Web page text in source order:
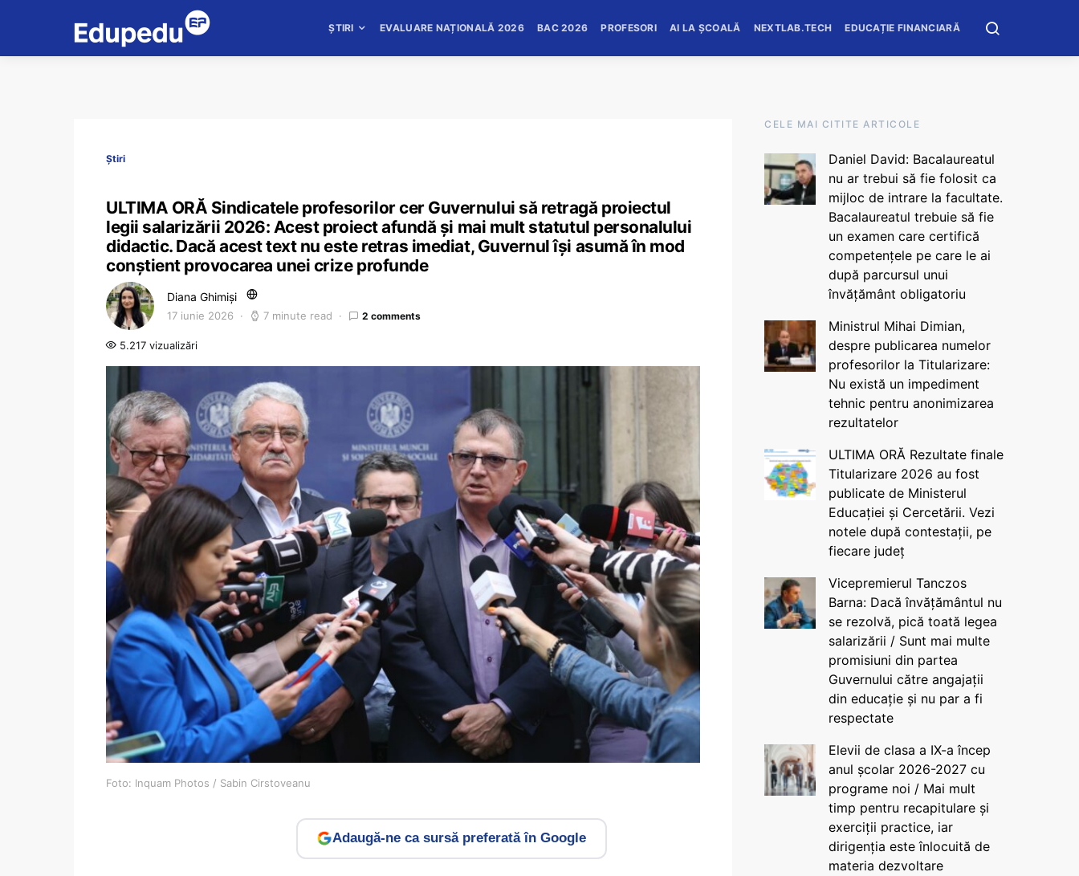
ȘTIRI EVALUARE NAȚIONALĂ 2026 BAC 2026 PROFESORI AI LA ȘCOALĂ NEXTLAB.TECH EDUCAȚIE FINANCIARĂ
Știri
ULTIMA ORĂ Sindicatele profesorilor cer Guvernului să retragă proiectul
legii salarizării 2026: Acest proiect afundă și mai mult statutul personalului
didactic. Dacă acest text nu este retras imediat, Guvernul își asumă în mod
conștient provocarea unei crize profunde
Diana Ghimiși
17 iunie 2026 7 minute read 2 comments
5.217 vizualizări
Foto: Inquam Photos / Sabin Cirstoveanu
Adaugă-ne ca sursă preferată în Google
CELE MAI CITITE ARTICOLE
Daniel David: Bacalaureatul
nu ar trebui să fie folosit ca
mijloc de intrare la facultate.
Bacalaureatul trebuie să fie
un examen care certifică
competențele pe care le ai
după parcursul unui
învățământ obligatoriu
Ministrul Mihai Dimian,
despre publicarea numelor
profesorilor la Titularizare:
Nu există un impediment
tehnic pentru anonimizarea
rezultatelor
ULTIMA ORĂ Rezultate finale
Titularizare 2026 au fost
publicate de Ministerul
Educației și Cercetării. Vezi
notele după contestații, pe
fiecare județ
Vicepremierul Tanczos
Barna: Dacă învățământul nu
se rezolvă, pică toată legea
salarizării / Sunt mai multe
promisiuni din partea
Guvernului către angajații
din educație și nu par a fi
respectate
Elevii de clasa a IX-a încep
anul școlar 2026-2027 cu
programe noi / Mai mult
timp pentru recapitulare și
exerciții practice, iar
dirigenția este înlocuită de
materia dezvoltare